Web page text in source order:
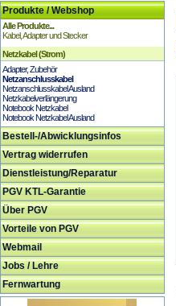
Produkte / Webshop
Alle Produkte...
Kabel, Adapter und Stecker
Netzkabel (Strom)
Adapter, Zubehör
Netzanschlusskabel
Netzanschlusskabel Ausland
Netzkabelverlängerung
Notebook Netzkabel
Notebook Netzkabel Ausland
Bestell-/Abwicklungsinfos
Vertrag widerrufen
Dienstleistung/Reparatur
PGV KTL-Garantie
Über PGV
Vorteile von PGV
Webmail
Jobs / Lehre
Fernwartung